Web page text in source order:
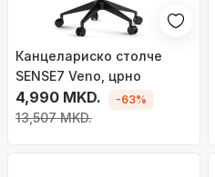
Канцелариско столче
SENSE7 Veno, црно
4,990 MKD.
13,507 MKD.
-63%